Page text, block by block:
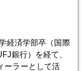
初からハンディ背
とが素晴らしい！
習に使っているの
にあるリステル。
込むような感覚の
経済学部卒（国際
銀行）を経て、
ーラーとして活